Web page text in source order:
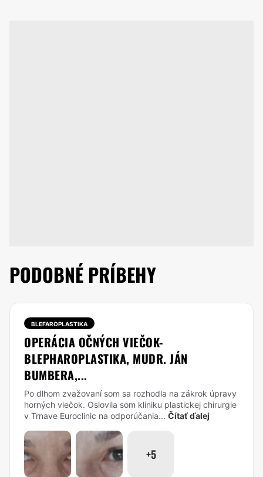
PODOBNÉ PRÍBEHY
BLEFAROPLASTIKA
OPERÁCIA OČNÝCH VIEČOK-
BLEPHAROPLASTIKA, MUDR. JÁN
BUMBERA,...
Po dlhom zvažovaní som sa rozhodla na zákrok úpravy
horných viečok. Oslovila som kliniku plastickej chirurgie
v Trnave Euroclinic na odporúčania... Čítať ďalej
+5